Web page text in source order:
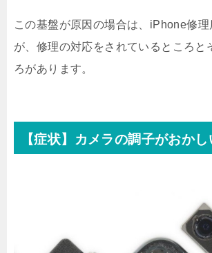
この基盤が原因の場合は、iPhone修理
が、修理の対応をされているところと
ろがあります。
【症状】カメラの調子がおかし